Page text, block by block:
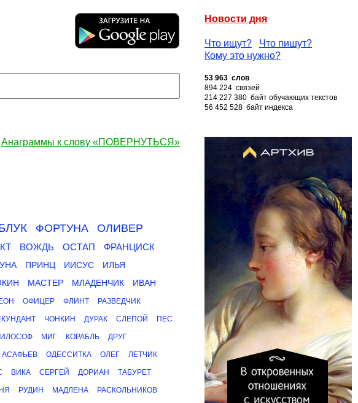
Новости дня
Что ищут?
Что пишут?
Кому это нужно?
53 963 слов
894 224 связей
214 227 380 байт обучающих текстов
56 452 528 байт индекса
Анаграммы к слову «ПОВЕРНУТЬСЯ»
ФОРТУНА
ОЛИВЕР
ВОЖДЬ ОСТАП
ФРАНЦИСК
ПРИНЦ ИИСУС
ИЛЬЯ
МАСТЕР МЛАДЕНЧИК
ИВАН
ОФИЦЕР ФЛИНТ РАЗВЕДЧИК
ЧОНКИН ДУРАК СЛЕПОЙ ПЕС
МИГ КОРАБЛЬ ДРУГ
АСАФЬЕВ ОДЕССИТКА ОЛЕГ ЛЕТЧИК
ВИКА СЕРГЕЙ ДОРИАН ТАБУРЕТ
РУДИН МАДЛЕНА РАСКОЛЬНИКОВ